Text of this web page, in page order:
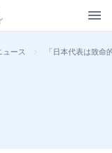
ュース > 「日本代表は致